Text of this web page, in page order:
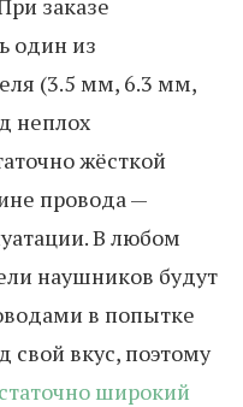
один из
(3.5 мм, 6.3 мм,
неплох
жёсткой
провода —
В любом
наушников будут
в попытке
свой вкус, поэтому
широкий